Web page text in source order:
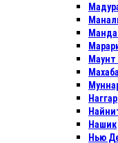
Маунт
Наггар
Нашик
Нью